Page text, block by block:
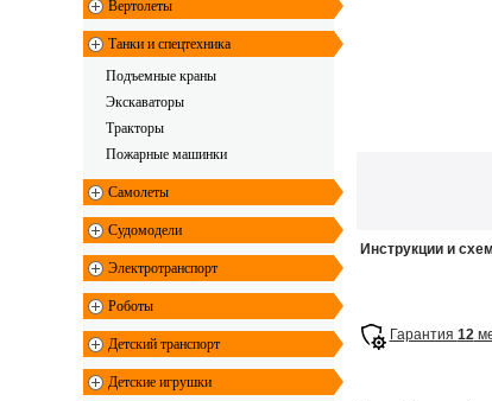
Вертолеты
Танки и спецтехника
Подъемные краны
Экскаваторы
Тракторы
Пожарные машинки
Самолеты
Судомодели
Электротранспорт
Роботы
Детский транспорт
Детские игрушки
Инструкции и
Гарантия 12